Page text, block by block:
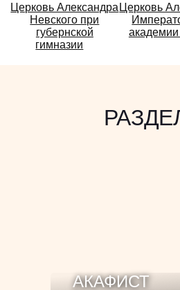
Смотрите
также:
Церковь Александра
Невского при
губернской
гимназии
Церковь
академии
АКАФИСТ